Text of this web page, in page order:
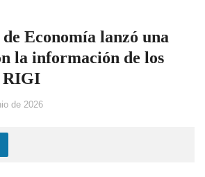
Economía lanzó una
la información de los
RIGI
de 2026